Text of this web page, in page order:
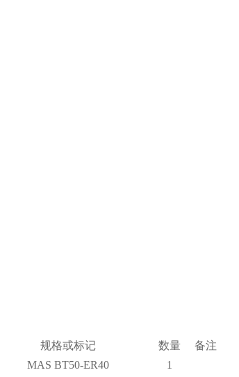
规格或标记 数量
备注
MAS BT50-ER40 1